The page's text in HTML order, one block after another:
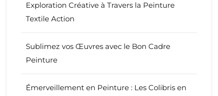
Exploration Créative à Travers la Peinture
Textile Action
Sublimez vos Œuvres avec le Bon Cadre
Peinture
Émerveillement en Peinture : Les Colibris en